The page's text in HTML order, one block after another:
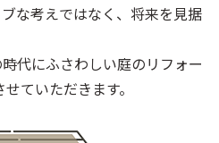
な考えではなく、将来を見据
代にふさわしい庭のリフォー
ていただきます。